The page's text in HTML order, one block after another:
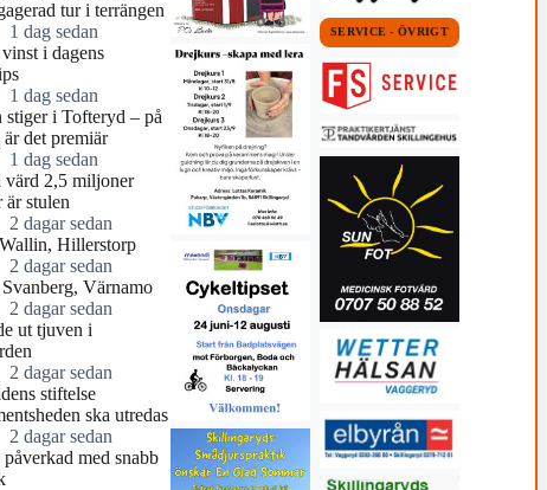
tur i terrängen
1 dag sedan
i dagens
1 dag sedan
stiger i Tofteryd – på
det premiär
1 dag sedan
2,5 miljoner
är stulen
2 dagar sedan
Hillerstorp
2 dagar sedan
Värnamo
2 dagar sedan
ut tjuven i
2 dagar sedan
stiftelse
ska utredas
2 dagar sedan
med snabb
SERVICE - ÖVRIGT